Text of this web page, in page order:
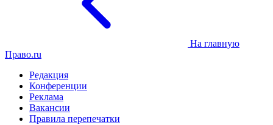
На главную
Право.ru
Редакция
Конференции
Реклама
Вакансии
Правила перепечатки